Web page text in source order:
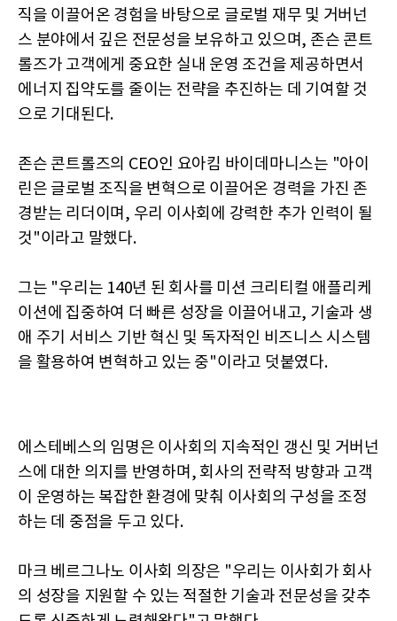
직을 이끌어온 경험을 바탕으로 글로벌 재무 및 거버넌
스 분야에서 깊은 전문성을 보유하고 있으며, 존슨 콘트
롤즈가 고객에게 중요한 실내 운영 조건을 제공하면서
에너지 집약도를 줄이는 전략을 추진하는 데 기여할 것
으로 기대된다.
존슨 콘트롤즈의 CEO인 요아킴 바이데마니스는 "아이
린은 글로벌 조직을 변혁으로 이끌어온 경력을 가진 존
경받는 리더이며, 우리 이사회에 강력한 추가 인력이 될
것"이라고 말했다.
그는 "우리는 140년 된 회사를 미션 크리티컬 애플리케
이션에 집중하여 더 빠른 성장을 이끌어내고, 기술과 생
애 주기 서비스 기반 혁신 및 독자적인 비즈니스 시스템
을 활용하여 변혁하고 있는 중"이라고 덧붙였다.
에스테베스의 임명은 이사회의 지속적인 갱신 및 거버넌
스에 대한 의지를 반영하며, 회사의 전략적 방향과 고객
이 운영하는 복잡한 환경에 맞춰 이사회의 구성을 조정
하는 데 중점을 두고 있다.
마크 베르그나노 이사회 의장은 "우리는 이사회가 회사
의 성장을 지원할 수 있는 적절한 기술과 전문성을 갖추